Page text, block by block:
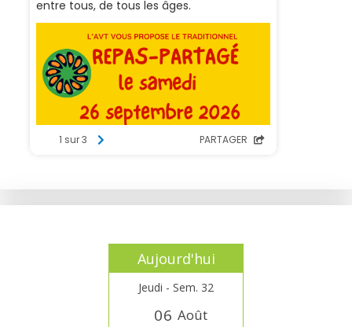
Aujourd'hui
Jeudi - Sem. 32
06 Août